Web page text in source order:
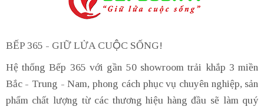
BẾP 365 - GIỮ LỬA CUỘC SỐNG!
Hệ thống Bếp 365 với gần 50 showroom trải khắp 3 miền
Bắc - Trung - Nam, phong cách phục vụ chuyên nghiệp, sản
phẩm chất lượng từ các thương hiệu hàng đầu sẽ làm quý